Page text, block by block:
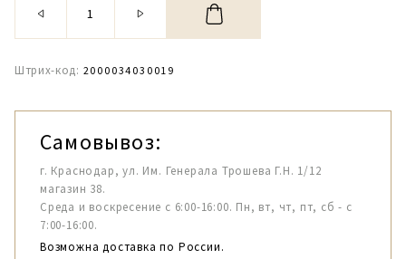
Штрих-код: 2000034030019
Самовывоз:
г. Краснодар, ул. Им. Генерала Трошева Г.Н. 1/12
магазин 38.
Среда и воскресение с 6:00-16:00. Пн, вт, чт, пт, сб - с
7:00-16:00.
Возможна доставка по России.